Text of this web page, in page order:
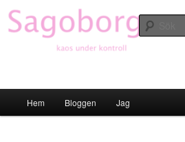
Hoppa
till
primärt
Hem Bloggen Jag